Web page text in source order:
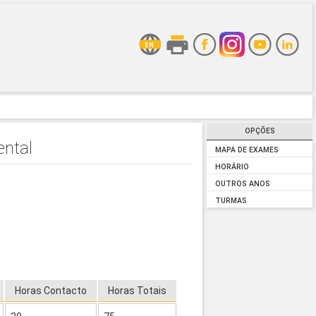
OPÇÕES
MAPA DE EXAMES
HORÁRIO
OUTROS ANOS
TURMAS
Horas Contacto Horas Totais